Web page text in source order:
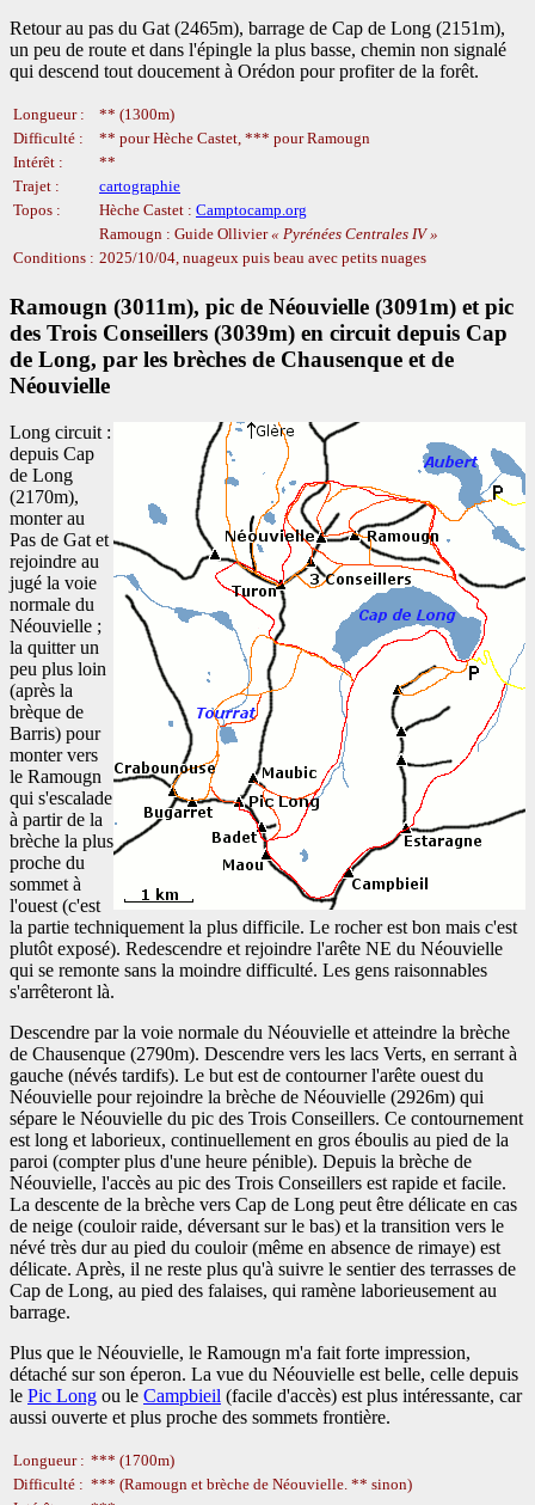
Retour au pas du Gat (2465m), barrage de Cap de Long (2151m),
un peu de route et dans l'épingle la plus basse, chemin non signalé
qui descend tout doucement à Orédon pour profiter de la forêt.
Longueur :
** (1300m)
Difficulté :
** pour Hèche Castet, *** pour Ramougn
Intérêt :
**
Trajet :
cartographie
Topos :
Hèche Castet : Camptocamp.org
Ramougn : Guide Ollivier
Pyrénées Centrales IV
Conditions : 2025/10/04, nuageux puis beau avec petits nuages
Ramougn (3011m), pic de Néouvielle (3091m) et pic
des Trois Conseillers (3039m) en circuit depuis Cap
de Long, par les brèches de Chausenque et de
Néouvielle
Long circuit :
depuis Cap
de Long
(2170m),
monter au
Pas de Gat et
rejoindre au
jugé la voie
normale du
Néouvielle ;
la quitter un
peu plus loin
(après la
brèque de
Barris) pour
monter vers
le Ramougn
qui s'escalade
à partir de la
brèche la plus
proche du
sommet à
l'ouest (c'est
la partie techniquement la plus difficile. Le rocher est bon mais c'est
plutôt exposé). Redescendre et rejoindre l'arête NE du Néouvielle
qui se remonte sans la moindre difficulté. Les gens raisonnables
s'arrêteront là.
Descendre par la voie normale du Néouvielle et atteindre la brèche
de Chausenque (2790m). Descendre vers les lacs Verts, en serrant à
gauche (névés tardifs). Le but est de contourner l'arête ouest du
Néouvielle pour rejoindre la brèche de Néouvielle (2926m) qui
sépare le Néouvielle du pic des Trois Conseillers. Ce contournement
est long et laborieux, continuellement en gros éboulis au pied de la
paroi (compter plus d'une heure pénible). Depuis la brèche de
Néouvielle, l'accès au pic des Trois Conseillers est rapide et facile.
La descente de la brèche vers Cap de Long peut être délicate en cas
de neige (couloir raide, déversant sur le bas) et la transition vers le
névé très dur au pied du couloir (même en absence de rimaye) est
délicate. Après, il ne reste plus qu'à suivre le sentier des terrasses de
Cap de Long, au pied des falaises, qui ramène laborieusement au
barrage.
Plus que le Néouvielle, le Ramougn m'a fait forte impression,
détaché sur son éperon. La vue du Néouvielle est belle, celle depuis
le Pic Long ou le Campbieil (facile d'accès) est plus intéressante, car
aussi ouverte et plus proche des sommets frontière.
Longueur : *** (1700m)
Difficulté : *** (Ramougn et brèche de Néouvielle. ** sinon)